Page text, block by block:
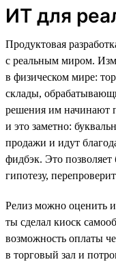
ИТ для
Продуктовая
с реальным миром.
в физическом мире:
склады,
решения им начинают
и это заметно:
продажи и идут
фидбэк. Это
гипотезу,
Релиз можно оценить
ты сделал киоск
возможность оплаты
в торговый зал и